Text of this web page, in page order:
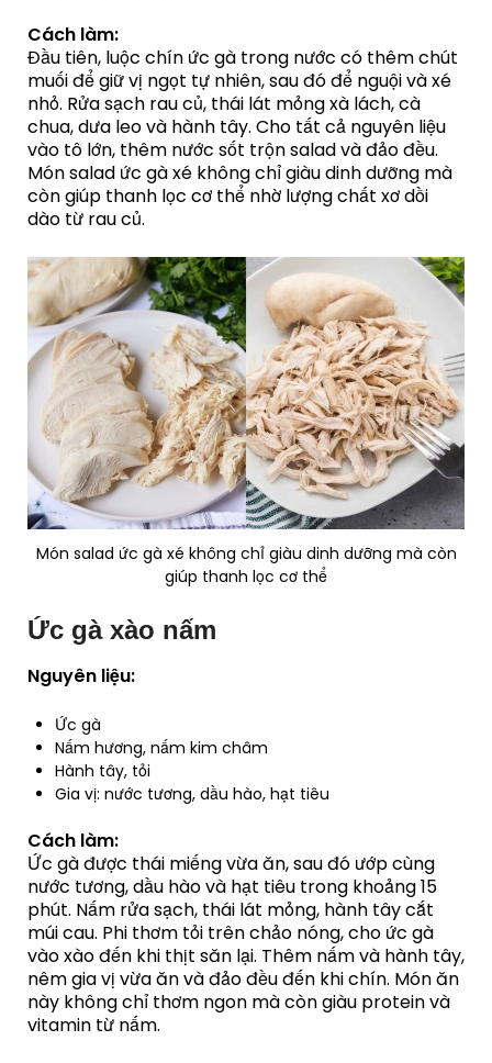
Cách làm:
Đầu tiên, luộc chín ức gà trong nước có thêm chút
muối để giữ vị ngọt tự nhiên, sau đó để nguội và xé
nhỏ. Rửa sạch rau củ, thái lát mỏng xà lách, cà
chua, dưa leo và hành tây. Cho tất cả nguyên liệu
vào tô lớn, thêm nước sốt trộn salad và đảo đều.
Món salad ức gà xé không chỉ giàu dinh dưỡng mà
còn giúp thanh lọc cơ thể nhờ lượng chất xơ dồi
dào từ rau củ.
Món salad ức gà xé không chỉ giàu dinh dưỡng mà còn
giúp thanh lọc cơ thể
Ức gà xào nấm
Nguyên liệu:
Ức gà
Nấm hương, nấm kim châm
Hành tây, tỏi
Gia vị: nước tương, dầu hào, hạt tiêu
Cách làm:
Ức gà được thái miếng vừa ăn, sau đó ướp cùng
nước tương, dầu hào và hạt tiêu trong khoảng 15
phút. Nấm rửa sạch, thái lát mỏng, hành tây cắt
múi cau. Phi thơm tỏi trên chảo nóng, cho ức gà
vào xào đến khi thịt săn lại. Thêm nấm và hành tây,
nêm gia vị vừa ăn và đảo đều đến khi chín. Món ăn
này không chỉ thơm ngon mà còn giàu protein và
vitamin từ nấm.